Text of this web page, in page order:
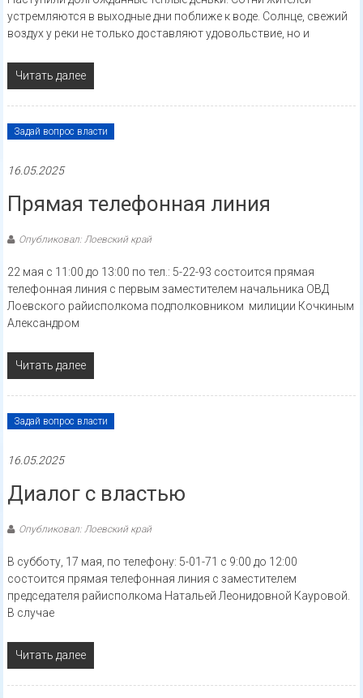
устремляются в выходные дни поближе к воде. Солнце, свежий
воздух у реки не только доставляют удовольствие, но и
Читать далее
Задай вопрос власти
16.05.2025
Прямая телефонная линия
Опубликовал: Лоевский край
22 мая с 11:00 до 13:00 по тел.: 5-22-93 состоится прямая
телефонная линия с первым заместителем начальника ОВД
Лоевского райисполкома подполковником милиции Кочкиным
Александром
Читать далее
Задай вопрос власти
16.05.2025
Диалог с властью
Опубликовал: Лоевский край
В субботу, 17 мая, по телефону: 5-01-71 с 9:00 до 12:00
состоится прямая телефонная линия с заместителем
председателя райисполкома Натальей Леонидовной Кауровой.
В случае
Читать далее